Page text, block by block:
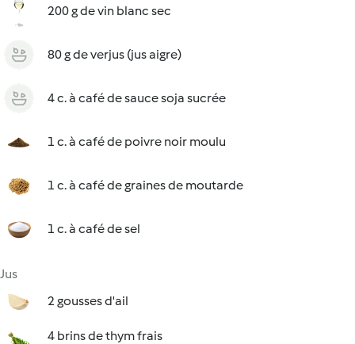
200 g de vin blanc sec
80 g de verjus (jus aigre)
4 c. à café de sauce soja sucrée
1 c. à café de poivre noir moulu
1 c. à café de graines de moutarde
1 c. à café de sel
Jus
2 gousses d'ail
4 brins de thym frais